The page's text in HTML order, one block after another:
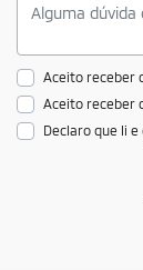
Aceito receber
Aceito receber
Declaro que li